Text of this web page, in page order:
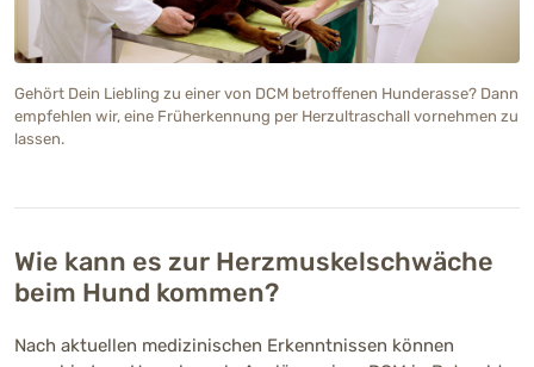
Gehört Dein Liebling zu einer von DCM betroffenen Hunderasse? Dann
empfehlen wir, eine Früherkennung per Herzultraschall vornehmen zu
lassen.
Wie kann es zur Herzmuskelschwäche
beim Hund kommen?
Nach aktuellen medizinischen Erkenntnissen können